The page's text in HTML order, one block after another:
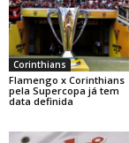
Corinthians
Flamengo x Corinthians
pela Supercopa já tem
data definida